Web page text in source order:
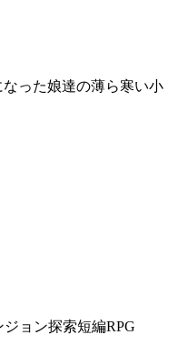
った娘達の薄ら寒い小
ョン探索短編RPG